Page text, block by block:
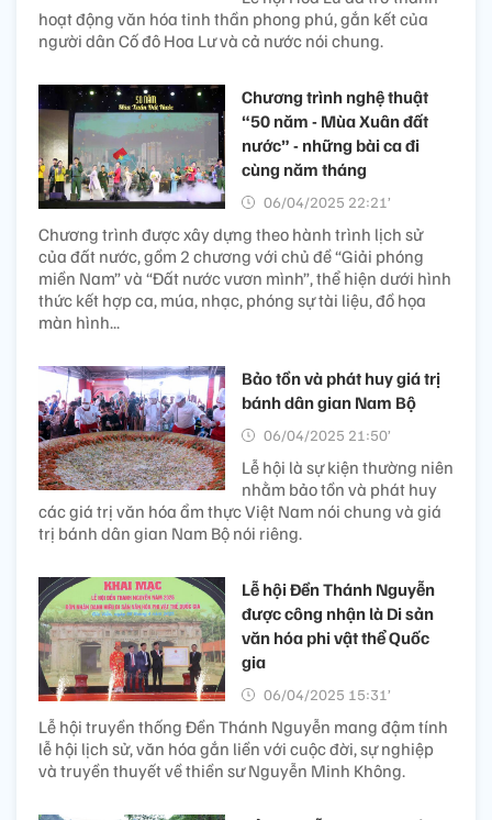
hoạt động văn hóa tinh thần phong phú, gắn kết của
người dân Cố đô Hoa Lư và cả nước nói chung.
Chương trình nghệ thuật
“50 năm - Mùa Xuân đất
nước” - những bài ca đi
cùng năm tháng
06/04/2025 22:21’
Chương trình được xây dựng theo hành trình lịch sử
của đất nước, gồm 2 chương với chủ đề “Giải phóng
miền Nam” và “Đất nước vươn mình”, thể hiện dưới hình
thức kết hợp ca, múa, nhạc, phóng sự tài liệu, đồ họa
màn hình...
Bảo tồn và phát huy giá trị
bánh dân gian Nam Bộ
06/04/2025 21:50’
Lễ hội là sự kiện thường niên
nhằm bảo tồn và phát huy
các giá trị văn hóa ẩm thực Việt Nam nói chung và giá
trị bánh dân gian Nam Bộ nói riêng.
Lễ hội Đền Thánh Nguyễn
được công nhận là Di sản
văn hóa phi vật thể Quốc
gia
06/04/2025 15:31’
Lễ hội truyền thống Đền Thánh Nguyễn mang đậm tính
lễ hội lịch sử, văn hóa gắn liền với cuộc đời, sự nghiệp
và truyền thuyết về thiền sư Nguyễn Minh Không.